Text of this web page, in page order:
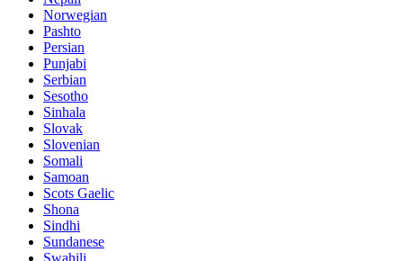
Norwegian
Pashto
Persian
Punjabi
Serbian
Sesotho
Sinhala
Slovak
Slovenian
Somali
Samoan
Scots Gaelic
Shona
Sindhi
Sundanese
Swahili